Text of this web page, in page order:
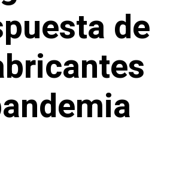
de